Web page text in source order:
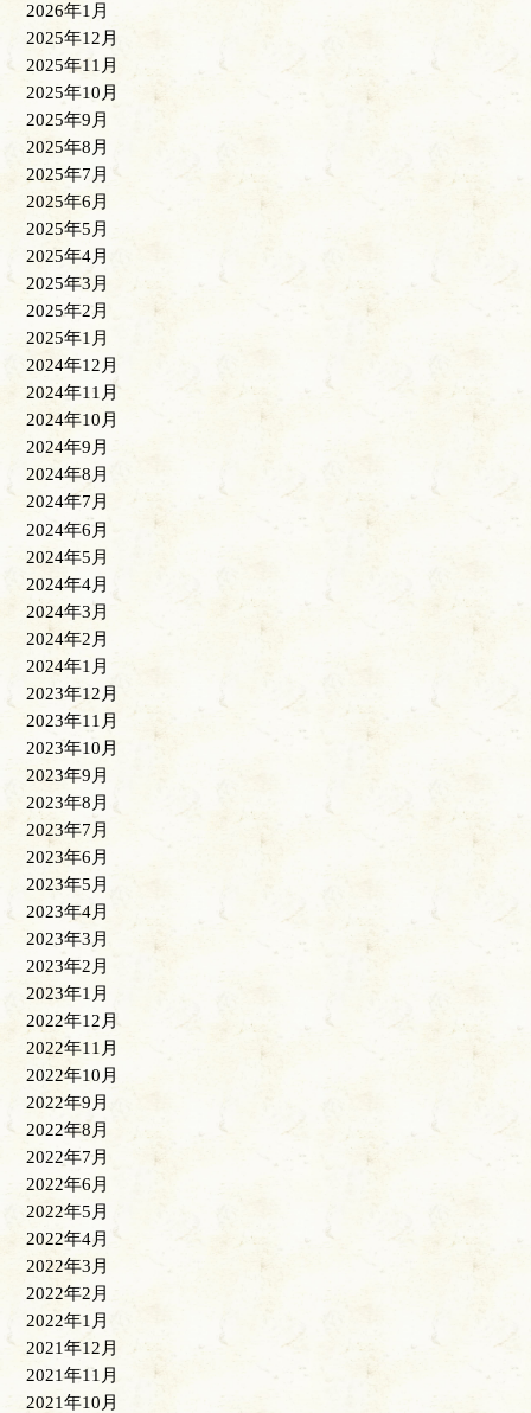
2026年1月
2025年12月
2025年11月
2025年10月
2025年9月
2025年8月
2025年7月
2025年6月
2025年5月
2025年4月
2025年3月
2025年2月
2025年1月
2024年12月
2024年11月
2024年10月
2024年9月
2024年8月
2024年7月
2024年6月
2024年5月
2024年4月
2024年3月
2024年2月
2024年1月
2023年12月
2023年11月
2023年10月
2023年9月
2023年8月
2023年7月
2023年6月
2023年5月
2023年4月
2023年3月
2023年2月
2023年1月
2022年12月
2022年11月
2022年10月
2022年9月
2022年8月
2022年7月
2022年6月
2022年5月
2022年4月
2022年3月
2022年2月
2022年1月
2021年12月
2021年11月
2021年10月